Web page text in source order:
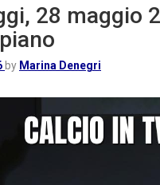
28 maggio
by Marina Denegri